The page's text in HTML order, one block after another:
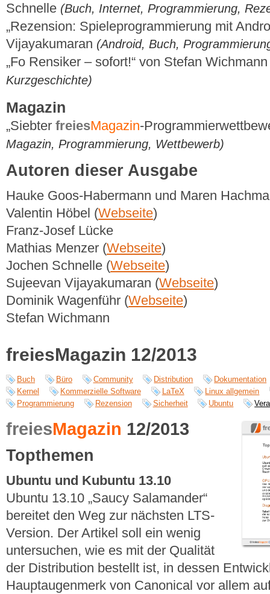
Schnelle (Buch, Internet, Programmierung,
„Rezension: Spieleprogrammierung mit
Vijayakumaran (Android, Buch,
„Fo Rensiker – sofort!“ von Stefan
Kurzgeschichte)
Magazin
„Siebter freiesMagazin-
Magazin, Programmierung, Wettbewerb)
Autoren dieser Ausgabe
Hauke Goos-Habermann und Maren
Valentin Höbel (Webseite)
Franz-Josef Lücke
Mathias Menzer (Webseite)
Jochen Schnelle (Webseite)
Sujeevan Vijayakumaran (Webseite)
Dominik Wagenführ (Webseite)
Stefan Wichmann
freiesMagazin 12/2013
Buch Büro Community Distribution
Dokumentation
Kernel
Kommerzielle Software LaTeX
Linux allgemein
Programmierung
Rezension Sicherheit Ubuntu
freiesMagazin 12/2013
Topthemen
Ubuntu und Kubuntu 13.10
Ubuntu 13.10 „Saucy Salamander“
bereitet den Weg zur nächsten LTS-
Version. Der Artikel soll ein wenig
untersuchen, wie es mit der Qualität
der Distribution bestellt ist, in dessen
Hauptaugenmerk von Canonical vor allem